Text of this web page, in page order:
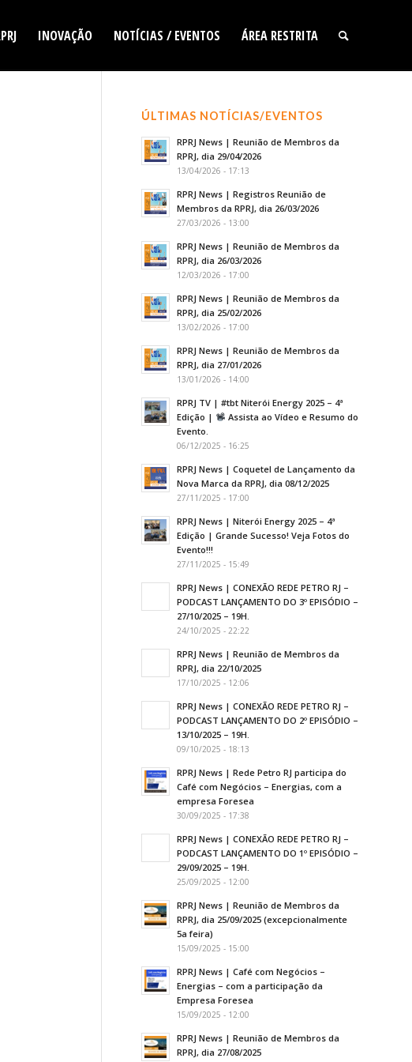
INOVAÇÃO NOTÍCIAS / EVENTOS ÁREA RESTRITA
ÚLTIMAS NOTÍCIAS/EVENTOS
RPRJ News | Reunião de Membros da
RPRJ, dia 29/04/2026
13/04/2026 - 17:13
RPRJ News | Registros Reunião de
Membros da RPRJ, dia 26/03/2026
27/03/2026 - 13:00
RPRJ News | Reunião de Membros da
RPRJ, dia 26/03/2026
12/03/2026 - 17:00
RPRJ News | Reunião de Membros da
RPRJ, dia 25/02/2026
13/02/2026 - 17:00
RPRJ News | Reunião de Membros da
RPRJ, dia 27/01/2026
13/01/2026 - 14:00
RPRJ TV | #tbt Niterói Energy 2025 – 4ª
Edição |
Assista ao Vídeo e Resumo do
Evento.
06/12/2025 - 16:25
RPRJ News | Coquetel de Lançamento da
Nova Marca da RPRJ, dia 08/12/2025
27/11/2025 - 17:00
RPRJ News | Niterói Energy 2025 – 4ª
Edição | Grande Sucesso! Veja Fotos do
Evento!!!
27/11/2025 - 15:49
RPRJ News | CONEXÃO REDE PETRO RJ –
PODCAST LANÇAMENTO DO 3º EPISÓDIO –
27/10/2025 – 19H.
24/10/2025 - 22:22
RPRJ News | Reunião de Membros da
RPRJ, dia 22/10/2025
17/10/2025 - 12:06
RPRJ News | CONEXÃO REDE PETRO RJ –
PODCAST LANÇAMENTO DO 2º EPISÓDIO –
13/10/2025 – 19H.
09/10/2025 - 18:13
RPRJ News | Rede Petro RJ participa do
Café com Negócios – Energias, com a
empresa Foresea
30/09/2025 - 17:38
RPRJ News | CONEXÃO REDE PETRO RJ –
PODCAST LANÇAMENTO DO 1º EPISÓDIO –
29/09/2025 – 19H.
25/09/2025 - 12:00
RPRJ News | Reunião de Membros da
RPRJ, dia 25/09/2025 (excepcionalmente
5a feira)
15/09/2025 - 15:00
RPRJ News | Café com Negócios –
Energias – com a participação da
Empresa Foresea
15/09/2025 - 12:00
RPRJ News | Reunião de Membros da
RPRJ, dia 27/08/2025